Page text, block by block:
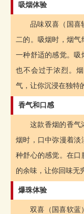
吸烟体验
品味双喜（国喜
二的。吸烟时，烟
一种舒适的感觉。吸
也不会过于浓烈。
气，让你沉浸在独特
香气和口感
这款香烟的香气
烟时，口中弥漫着淡
种舒心的感觉。在口
的余味，让你回味无
爆珠体验
双喜（国喜软蓝